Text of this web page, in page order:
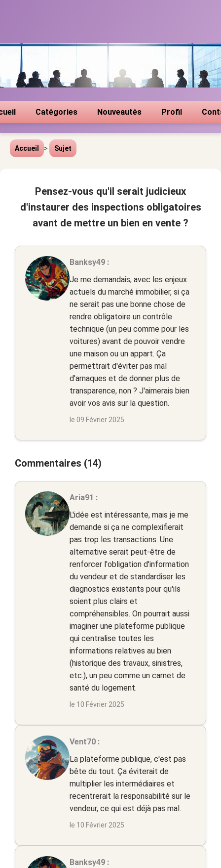
Catégories Nouveautés Profil
Accueil > Sujet
Pensez-vous qu'il serait judicieux
d'instaurer des inspections obligatoires
avant de mettre un bien en vente ?
Banksy49 :
Je me demandais, avec les enjeux
actuels du marché immobilier, si ça
ne serait pas une bonne chose de
rendre obligatoire un contrôle
technique (un peu comme pour les
voitures) avant de pouvoir vendre
une maison ou un appart. Ça
permettrait d'éviter pas mal
d'arnaques et de donner plus de
transparence, non ? J'aimerais bien
avoir vos avis sur la question.
le 09 Février 2025
Commentaires (14)
Aria91 :
L'idée est intéressante, mais je me
demande si ça ne complexifierait
pas trop les transactions. Une
alternative serait peut-être de
renforcer l'obligation d'information
du vendeur et de standardiser les
diagnostics existants pour qu'ils
soient plus clairs et
compréhensibles. On pourrait aussi
imaginer une plateforme publique
qui centralise toutes les
informations relatives au bien
(historique des travaux, sinistres,
etc.), un peu comme un carnet de
santé du logement.
le 10 Février 2025
Vent70 :
La plateforme publique, c'est pas
bête du tout. Ça éviterait de
multiplier les intermédiaires et
recentrerait la responsabilité sur le
vendeur, ce qui est déjà pas mal.
le 10 Février 2025
Banksy49 :